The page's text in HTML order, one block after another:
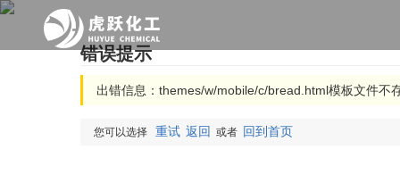
错误提示
出错信息：themes/w/mobile/c/bread.html模板文件不
您可以选择 重试 返回 或者 回到首页